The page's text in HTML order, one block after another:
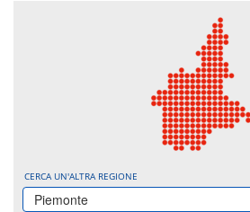
CERCA UN'ALTRA REGIONE
Piemonte